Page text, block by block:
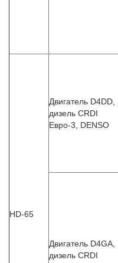
HD-65
Двигатель D4DD,
дизель CRDI
Евро-3, DENSO
Двигатель D4GA,
дизель CRDI